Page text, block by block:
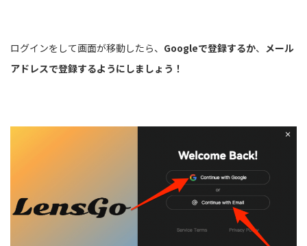
ログインをして画面が移動したら、 Googleで登録するか、 メール
アドレスで登録するようにしましょう！